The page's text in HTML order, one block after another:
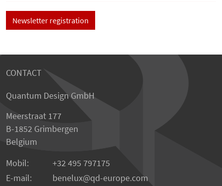
Newsletter registration
CONTACT
Quantum Design GmbH
Meerstraat 177
B-1852 Grimbergen
Belgium
Mobil:
+32 495 797175
E-mail:
benelux qd-europe.com